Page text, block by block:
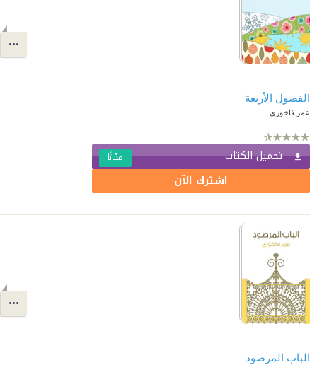
الفصول الأربعة
عمر فاخوري
تحميل الكتاب مجّانًا
اشترك الآن
الباب المرصود